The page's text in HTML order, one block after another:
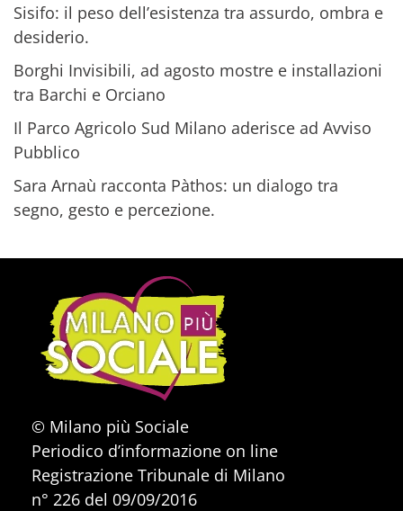
Sisifo: il peso dell’esistenza tra assurdo, ombra e
desiderio.
Borghi Invisibili, ad agosto mostre e installazioni
tra Barchi e Orciano
Il Parco Agricolo Sud Milano aderisce ad Avviso
Pubblico
Sara Arnaù racconta Pàthos: un dialogo tra
segno, gesto e percezione.
© Milano più Sociale
Periodico d’informazione on line
Registrazione Tribunale di Milano
n° 226 del 09/09/2016